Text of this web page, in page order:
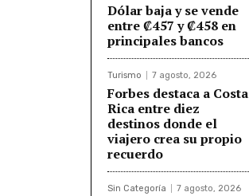
Dólar baja y se vende
entre ₡457 y ₡458 en
principales bancos
Turismo 7 agosto, 2026
Forbes destaca a Costa
Rica entre diez
destinos donde el
viajero crea su propio
recuerdo
Sin Categoría 7 agosto, 2026